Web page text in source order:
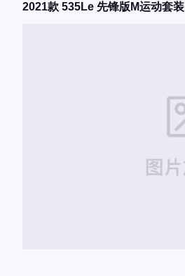
2021款 535Le 先锋版M运动套装